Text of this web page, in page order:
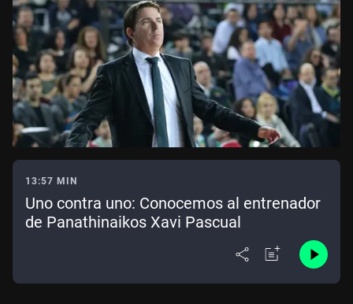
13:57 MIN
Uno contra uno: Conocemos al entrenador
de Panathinaikos Xavi Pascual